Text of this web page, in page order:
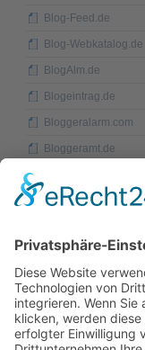
Blog-Feed.de
Blog-Webkatalog.de
BlogAlm.de
Blogeintrag.de
Bloggeralarm.com
Bloggeramt.de
Bloggerfeeds.de
Blogscene.de
Blogswap.de
Blogverzeichnis.eu
DMOZ.org